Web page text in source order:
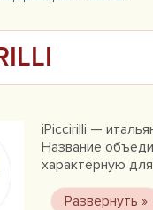
iPiccirilli —
Название
характерную
ром и мандарин